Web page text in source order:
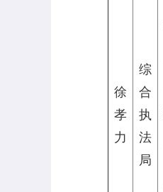
徐
孝
力
综
合
执
法
局